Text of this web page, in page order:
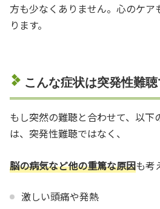
方も少なくありません。心のケ
ります。
こんな症状は突発性難
もし突然の難聴と合わせて、以
は、突発性難聴ではなく、
脳の病気など他の重篤な原因も考
激しい頭痛や発熱